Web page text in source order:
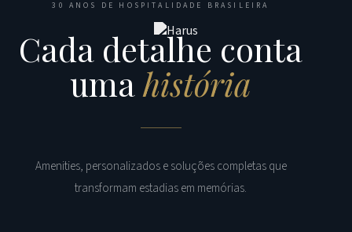
30 ANOS DE HOSPITALIDADE BRASILEIRA
Cada detalhe conta
umahistória
Amenities, personalizados e soluções completas que
transformam estadias em memórias.